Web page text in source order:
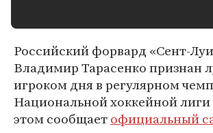
Российский форвард «Сент-
Владимир Тарасенко признан
игроком дня в регулярном
Национальной хоккейной
этом сообщаетофициальный